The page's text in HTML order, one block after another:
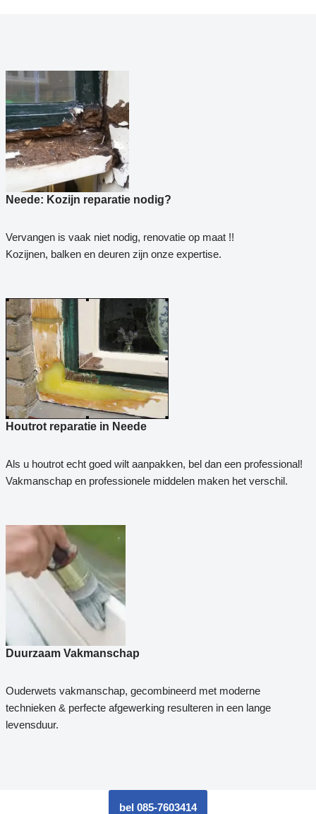
Neede: Kozijn reparatie nodig?
Vervangen is vaak niet nodig, renovatie op maat !!
Kozijnen, balken en deuren zijn onze expertise.
Houtrot reparatie in Neede
Als u houtrot echt goed wilt aanpakken, bel dan een professional!
Vakmanschap en professionele middelen maken het verschil.
Duurzaam Vakmanschap
Ouderwets vakmanschap, gecombineerd met moderne
technieken & perfecte afgewerking resulteren in een lange
levensduur.
bel 085-7603414